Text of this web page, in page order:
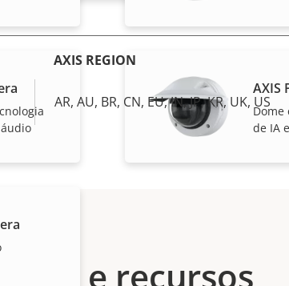
AXIS
Dome
de IA
AXIS REGION
AR, AU, BR, CN, EU, IN, JP, KR, UK, US
e recursos